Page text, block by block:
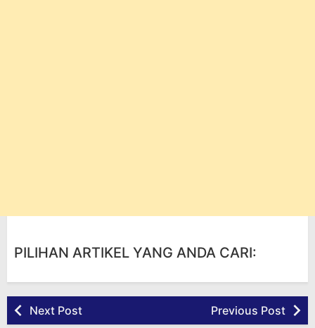
PILIHAN ARTIKEL YANG ANDA CARI:
Next Post Previous Post